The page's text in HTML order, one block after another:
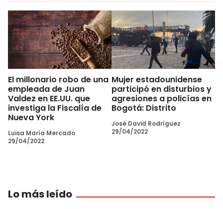
El millonario robo de una
empleada de Juan
Valdez en EE.UU. que
investiga la Fiscalía de
Nueva York
Luisa María Mercado
29/04/2022
Mujer estadounidense
participó en disturbios y
agresiones a policías en
Bogotá: Distrito
José David Rodríguez
29/04/2022
Lo más leído